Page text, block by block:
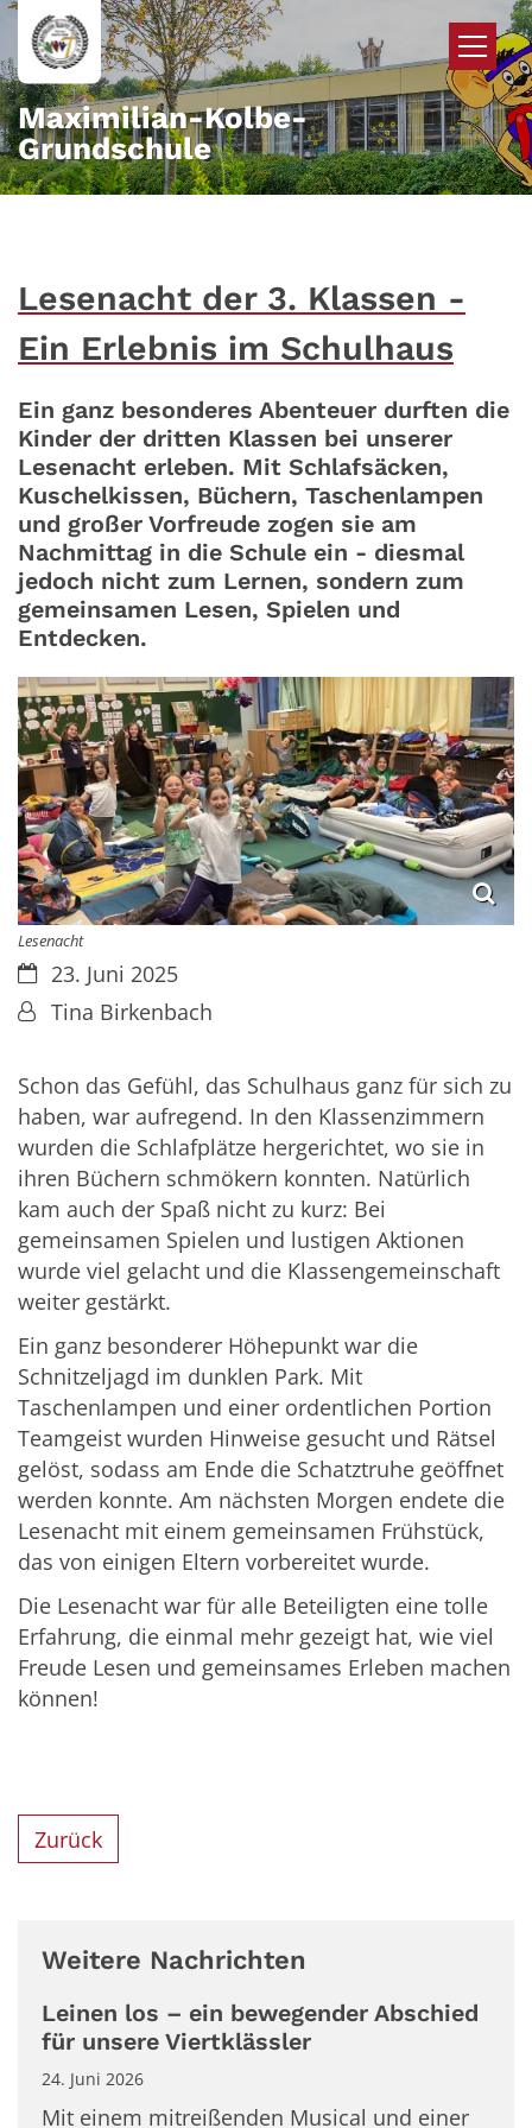
Zum Inhalt springen
Maximilian-Kolbe-
Grundschule
Lesenacht der 3. Klassen -
Ein Erlebnis im Schulhaus
Ein ganz besonderes Abenteuer durften die
Kinder der dritten Klassen bei unserer
Lesenacht erleben. Mit Schlafsäcken,
Kuschelkissen, Büchern, Taschenlampen
und großer Vorfreude zogen sie am
Nachmittag in die Schule ein - diesmal
jedoch nicht zum Lernen, sondern zum
gemeinsamen Lesen, Spielen und
Entdecken.
Lesenacht
Datum:23. Juni 2025
Von:Tina Birkenbach
Schon das Gefühl, das Schulhaus ganz für sich zu
haben, war aufregend. In den Klassenzimmern
wurden die Schlafplätze hergerichtet, wo sie in
ihren Büchern schmökern konnten. Natürlich
kam auch der Spaß nicht zu kurz: Bei
gemeinsamen Spielen und lustigen Aktionen
wurde viel gelacht und die Klassengemeinschaft
weiter gestärkt.
Ein ganz besonderer Höhepunkt war die
Schnitzeljagd im dunklen Park. Mit
Taschenlampen und einer ordentlichen Portion
Teamgeist wurden Hinweise gesucht und Rätsel
gelöst, sodass am Ende die Schatztruhe geöffnet
werden konnte. Am nächsten Morgen endete die
Lesenacht mit einem gemeinsamen Frühstück,
das von einigen Eltern vorbereitet wurde.
Die Lesenacht war für alle Beteiligten eine tolle
Erfahrung, die einmal mehr gezeigt hat, wie viel
Freude Lesen und gemeinsames Erleben machen
können!
Zurück
Weitere Nachrichten
Leinen los – ein bewegender Abschied
für unsere Viertklässler
24. Juni 2026
Mit einem mitreißenden Musical und einer